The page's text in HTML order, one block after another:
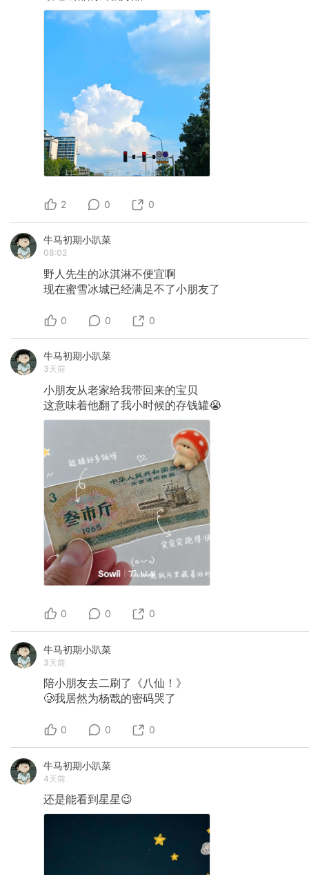
2 0 0
牛马初期小趴菜
08:02
野人先生的冰淇淋不便宜啊
现在蜜雪冰城已经满足不了小朋友了
0 0 0
牛马初期小趴菜
3天前
小朋友从老家给我带回来的宝贝
这意味着他翻了我小时候的存钱罐😭
0 0 0
牛马初期小趴菜
3天前
陪小朋友去二刷了《八仙！》
🥲我居然为杨戬的密码哭了
0 0 0
牛马初期小趴菜
4天前
还是能看到星星😉